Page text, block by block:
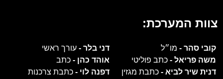
צוות המערכת:
קובי סהר - מו״ל דני בלר -עורך ראשי
משה פריאל - כתב פוליטי אוהד כהן -כתב
דנית שיר לביא - כתבת מגזין דפנה לוי -כתבת צרכנות